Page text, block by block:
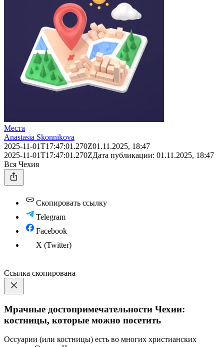
Места
Anastasia Skonnikova
2025-11-01T17:47:01.270Z01.11.2025, 18:47
2025-11-01T17:47:01.270ZДата публикации: 01.11.2025, 18:47
Вся Чехия
Скопировать ссылку
Telegram
Facebook
X (Twitter)
Ссылка скопирована
Мрачные достопримечательности Чехии:
костницы, которые можно посетить
Оссуарии (или костницы) есть во многих христианских